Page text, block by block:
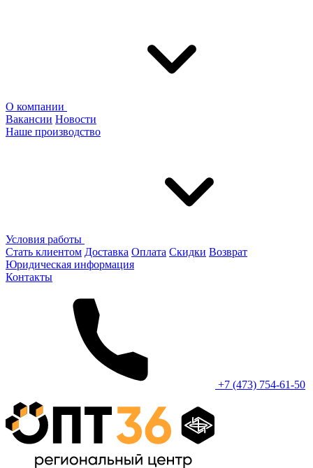
О компании
Вакансии Новости
Наше производство
Условия работы
Стать клиентом Доставка Оплата Скидки Возврат
Юридическая информация
Контакты
+7 (473) 754-61-50